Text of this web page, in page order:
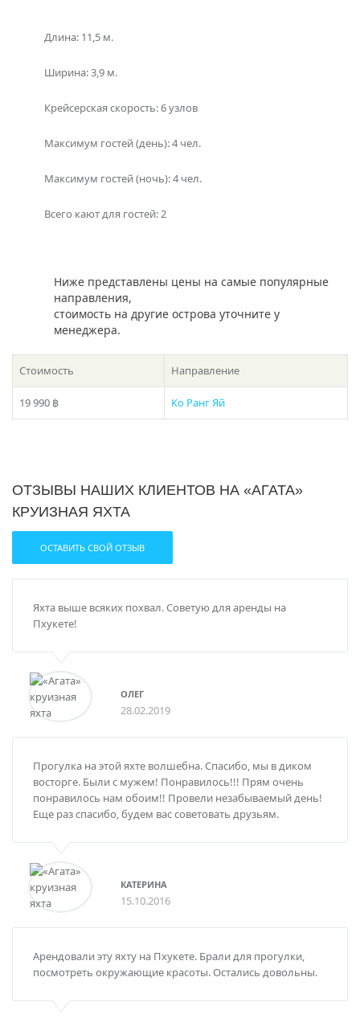
рыболовные принадлежности, обед, фрукты и напитки.
Если у вас остался вопрос “Какое направление выбрать
с Пхукета?” , то в подборе экскурсии вам поможет наш
островов! Либо наш менеджер предложит вам
закажите звонок или наберите телефон в шапке сайта!
Длина: 11,5 м.
Ширина: 3,9 м.
Крейсерская скорость: 6 узлов
Максимум гостей (день): 4 чел.
Максимум гостей (ночь): 4 чел.
Всего кают для гостей: 2
Ниже представлены цены на самые популярные
направления,
стоимость на другие острова уточните у
менеджера.
Стоимость Направление
19 990 ฿ Ко Ранг Яй
ОТЗЫВЫ НАШИХ КЛИЕНТОВ НА «АГАТА»
КРУИЗНАЯ ЯХТА
ОСТАВИТЬ СВОЙ ОТЗЫВ
Яхта выше всяких похвал. Советую для аренды на
Пхукете!
ОЛЕГ
28.02.2019
Прогулка на этой яхте волшебна. Спасибо, мы в диком
восторге. Были с мужем! Понравилось!!! Прям очень
понравилось нам обоим!! Провели незабываемый день!
Еще раз спасибо, будем вас советовать друзьям.
КАТЕРИНА
15.10.2016
Арендовали эту яхту на Пхукете. Брали для прогулки,
посмотреть окружающие красоты. Остались довольны.